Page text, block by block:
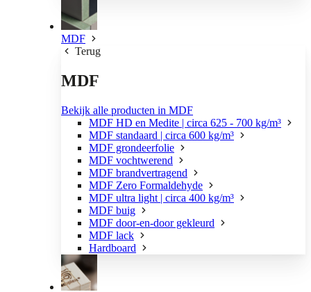
MDF
Terug
MDF
Bekijk alle producten in MDF
MDF HD en Medite | circa 625 - 700 kg/m³
MDF standaard | circa 600 kg/m³
MDF grondeerfolie
MDF vochtwerend
MDF brandvertragend
MDF Zero Formaldehyde
MDF ultra light | circa 400 kg/m³
MDF buig
MDF door-en-door gekleurd
MDF lack
Hardboard